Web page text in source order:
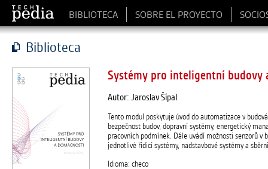
BIBLIOTECA SOBRE EL PROYECTO
Biblioteca
Systémy pro inteligentní budovy
Autor: Jaroslav Šípal
Tento modul poskytuje úvod do automatizace v
bezpečnost budov, dopravní systémy, energetický
pracovních podmínek. Dále uvádí možnosti senzorů v
jednotlivé řídicí systémy, nadstavbové systémy a
Idioma: checo